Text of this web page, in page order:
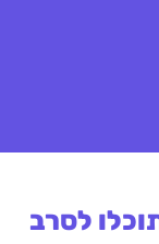
לסרב